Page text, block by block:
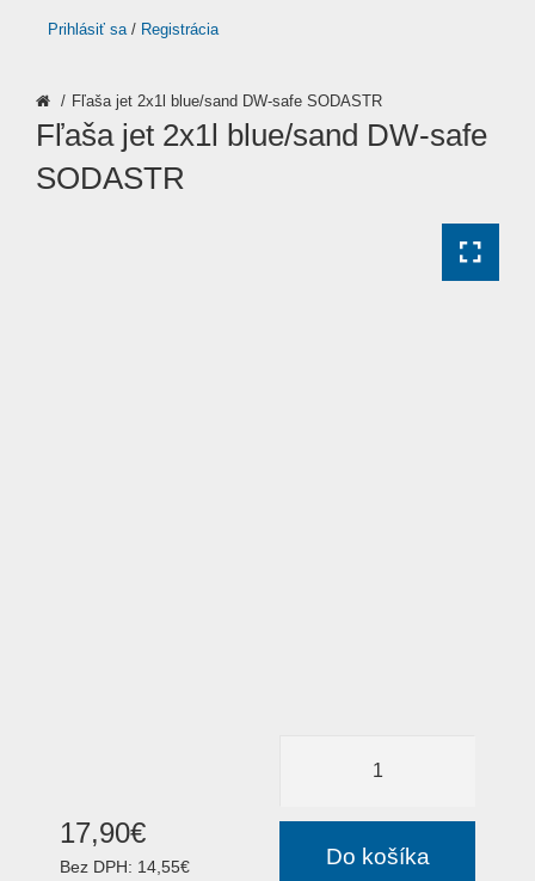
Prihlásiť sa/ Registrácia
Fľaša jet 2x1l blue/sand DW-safe SODASTR
Fľaša jet 2x1l blue/sand DW-safe
SODASTR
17,90€
Bez DPH: 14,55€ Do košíka